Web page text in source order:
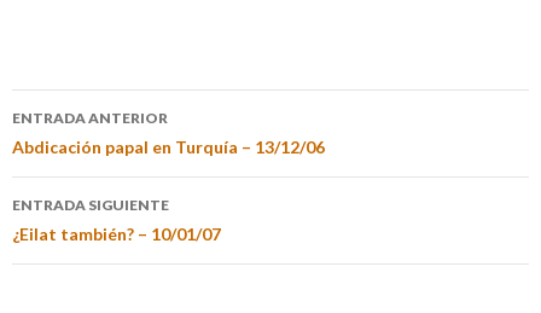
ENTRADA ANTERIOR
Abdicación papal en Turquía – 13/12/06
ENTRADA SIGUIENTE
¿Eilat también? – 10/01/07